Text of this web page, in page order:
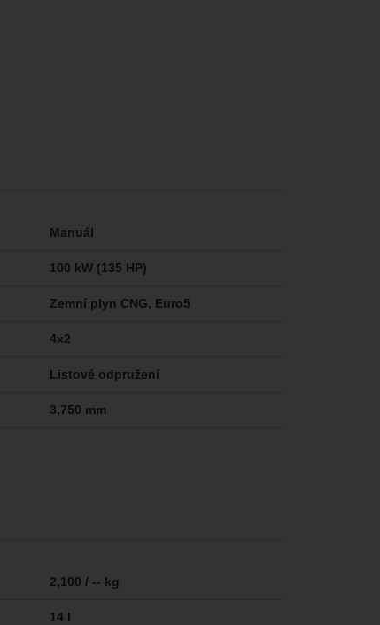
Manuál
100 kW (135 HP)
Zemní plyn CNG, Euro5
4x2
Listové odpružení
3,750 mm
2,100 / -- kg
14 l